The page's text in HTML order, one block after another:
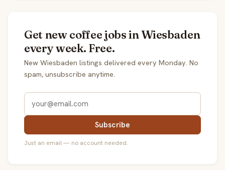
Get new coffee jobs in Wiesbaden
every week. Free.
New Wiesbaden listings delivered every Monday. No
spam, unsubscribe anytime.
Subscribe
Just an email — no account needed.